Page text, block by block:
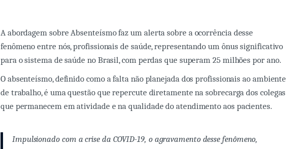
A abordagem sobre Absenteísmo faz um alerta sobre a ocorrência desse
fenômeno entre nós, profissionais de saúde, representando um ônus significativo
para o sistema de saúde no Brasil, com perdas que superam 25 milhões por ano.
O absenteísmo, definido como a falta não planejada dos profissionais ao ambiente
de trabalho, é uma questão que repercute diretamente na sobrecarga dos colegas
que permanecem em atividade e na qualidade do atendimento aos pacientes.
Impulsionado com a crise da COVID-19, o agravamento desse fenômeno,